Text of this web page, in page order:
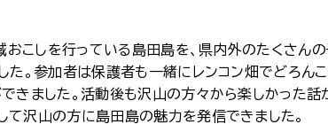
こしを行っている島田島を、県内外のたくさんの
。参加者は保護者も一緒にレンコン畑でどろん
きました。活動後も沢山の方々から楽しかった話
沢山の方に島田島の魅力を発信できました。